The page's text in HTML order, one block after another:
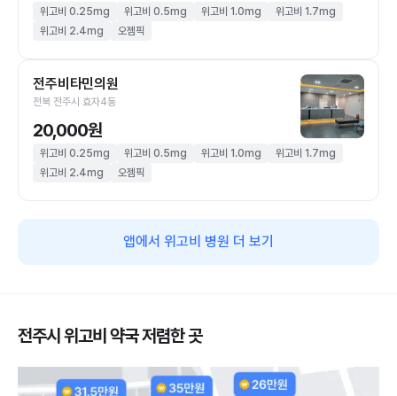
위고비 0.25mg 위고비 0.5mg 위고비 1.0mg
위고비 1.7mg
위고비 2.4mg
오젬픽
전주비타민의원
전북 전주시 효자4동
20,000원
위고비 0.25mg 위고비 0.5mg 위고비 1.0mg
위고비 1.7mg
위고비 2.4mg
오젬픽
앱에서 위고비 병원 더 보기
전주시 위고비 약국 저렴한 곳